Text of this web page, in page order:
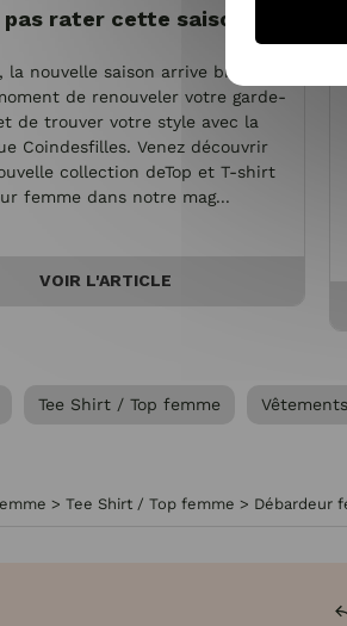
pas rater cette saison !
la nouvelle saison arrive bientôt.
de renouveler votre garde-
de trouver votre style avec la
Coindesfilles. Venez découvrir
collection deTop et T-shirt
femme dans notre mag...
VOIR L'ARTICLE
Tee Shirt / Top femme
> Tee Shirt / Top femme > Débardeur